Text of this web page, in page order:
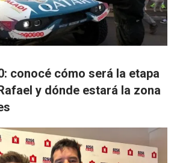
conocé cómo será la etapa
y dónde estará la zona